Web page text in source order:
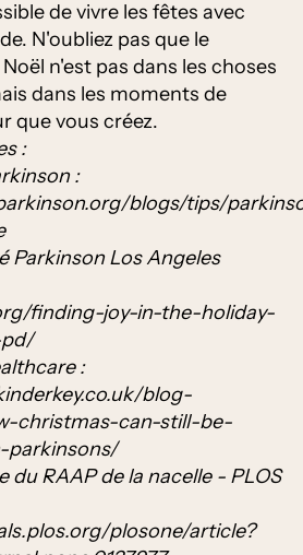
de vivre les fêtes avec
N'oubliez pas que le
n'est pas dans les choses
dans les moments de
que vous créez.
:
:
blogs/tips/
Parkinson Los Angeles
finding-joy-in-the-holiday-
:
blog-
christmas-can-still-be-
parkinsons/
du RAAP de la nacelle - PLOS
plosone/article?